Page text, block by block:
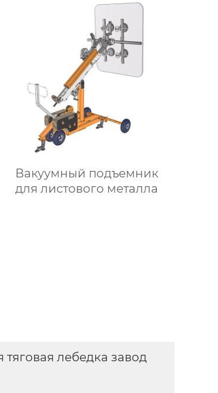
Вакуумный подъемник
для листового металла
тяговая лебедка завод